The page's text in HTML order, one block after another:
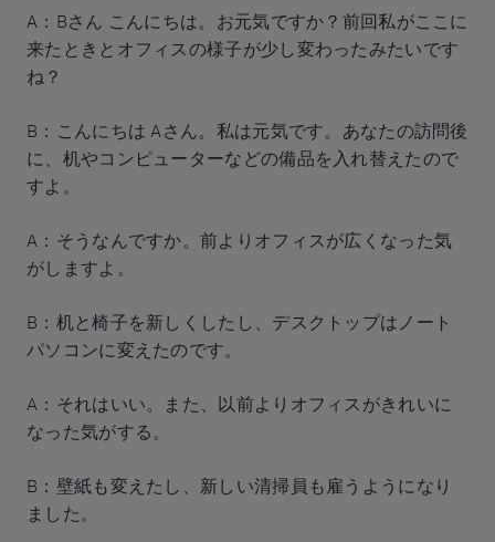
A：Bさん こんにちは。お元気ですか？前回私がここに
来たときとオフィスの様子が少し変わったみたいです
ね？
B：こんにちは Aさん。私は元気です。あなたの訪問後
に、机やコンピューターなどの備品を入れ替えたので
すよ。
A：そうなんですか。前よりオフィスが広くなった気
がしますよ。
B：机と椅子を新しくしたし、デスクトップはノート
パソコンに変えたのです。
A：それはいい。また、以前よりオフィスがきれいに
なった気がする。
B：壁紙も変えたし、新しい清掃員も雇うようになり
ました。